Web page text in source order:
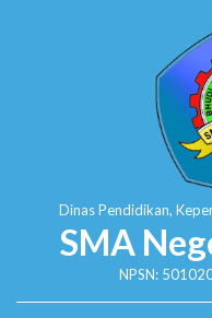
Dinas Pendidikan,
SMA
NPSN: